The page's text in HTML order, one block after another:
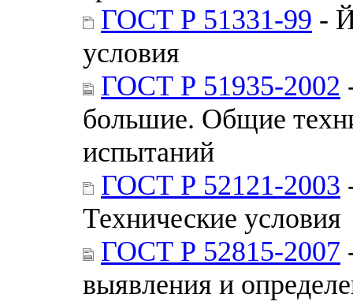
ГОСТ Р 51331-99 -
условия
ГОСТ Р 51935-2002
большие. Общие
испытаний
ГОСТ Р 52121-2003
Технические условия
ГОСТ Р 52815-2007
выявления и